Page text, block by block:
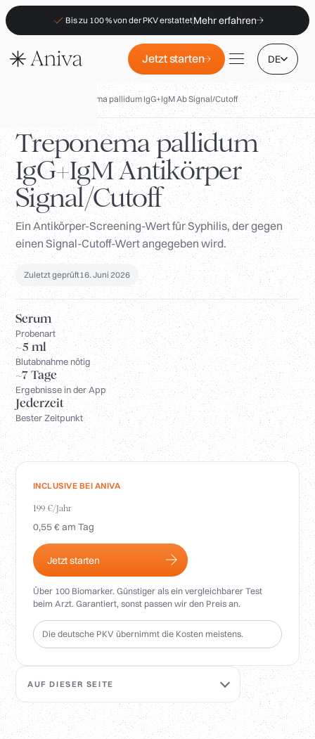
Bis zu 100 % von der PKV erstattetMehr erfahren
Jetzt starten DE
Standorte
Mitgliedschaft
B2B
FAQs
PKV-Erstattung
Für Apotheken
Anmelden
Treponema pallidum IgG+IgM Ab Signal/Cutoff
Treponema pallidum
IgG+IgM Antikörper
Signal/Cutoff
Ein Antikörper-Screening-Wert für Syphilis, der gegen
einen Signal-Cutoff-Wert angegeben wird.
Zuletzt geprüft16. Juni 2026
Serum
Probenart
~5 ml
Blutabnahme nötig
~7 Tage
Ergebnisse in der App
Jederzeit
Bester Zeitpunkt
INCLUSIVE BEI ANIVA
199 €/Jahr
0,55 € am Tag
Jetzt starten
Über 100 Biomarker. Günstiger als ein vergleichbarer Test
beim Arzt. Garantiert, sonst passen wir den Preis an.
Die deutsche PKV übernimmt die Kosten meistens.
AUF DIESER SEITE